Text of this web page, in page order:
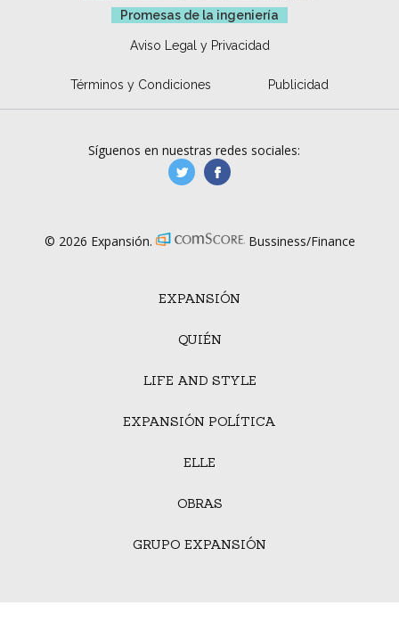
Promesas de la ingeniería
Aviso Legal y Privacidad
Términos y Condiciones Publicidad
EXPANSIÓN
QUIÉN
LIFE AND STYLE
EXPANSIÓN POLÍTICA
ELLE
OBRAS
GRUPO EXPANSIÓN
Síguenos en nuestras redes sociales:
manufacturaGE
© 2026 Expansión. Bussiness/Finance